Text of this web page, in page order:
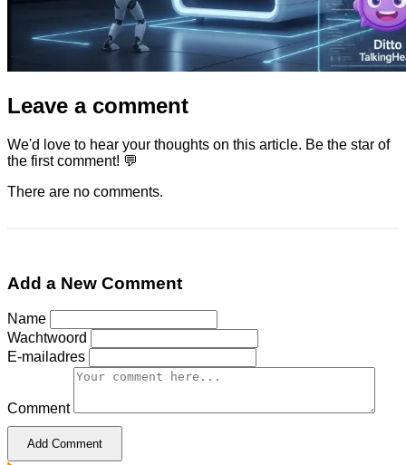
Leave a comment
We'd love to hear your thoughts on this article. Be the star of
the first comment! 💬
There are no comments.
Add a New Comment
Name
Wachtwoord
E-mailadres
Comment
Add Comment